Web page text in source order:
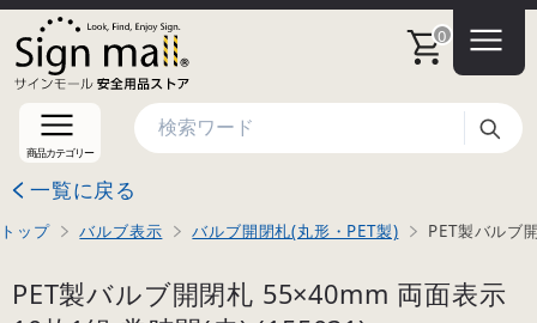
0
商品カテゴリー
検索
一覧に戻る
トップ バルブ表示 バルブ開閉札(丸形・PET製) PET製バル
PET製バルブ開閉札 55×40mm 両面表示